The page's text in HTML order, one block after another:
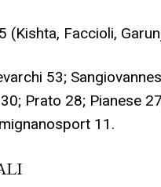
(Kishta, Faccioli,
53;
Prato 28; Pianese
11.